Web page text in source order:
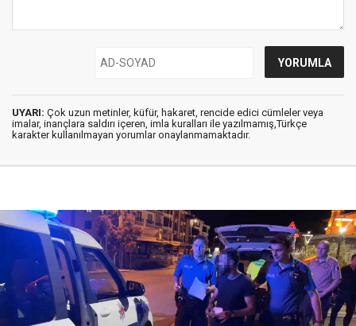
UYARI: Çok uzun metinler, küfür, hakaret, rencide edici cümleler veya
imalar, inançlara saldırı içeren, imla kuralları ile yazılmamış,Türkçe
karakter kullanılmayan yorumlar onaylanmamaktadır.